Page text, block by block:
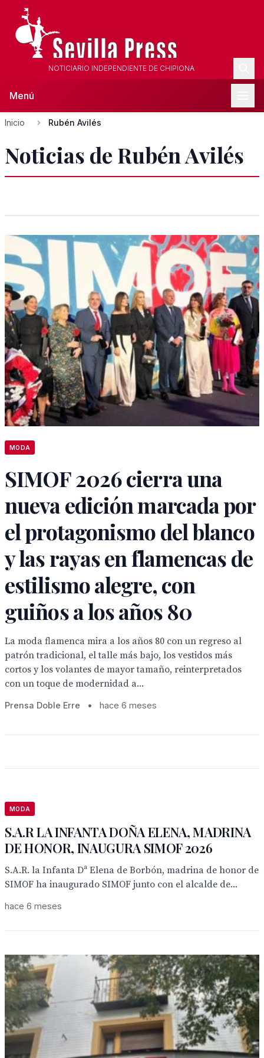
NOTICIARIO INDEPENDIENTE DE CHIPIONA
Menú
Inicio Rubén Avilés
Noticias de Rubén Avilés
MODA
SIMOF 2026 cierra una
nueva edición marcada por
el protagonismo del blanco
y las rayas en flamencas de
estilismo alegre, con
guiños a los años 80
La moda flamenca mira a los años 80 con un regreso al
patrón tradicional, el talle más bajo, los vestidos más
cortos y los volantes de mayor tamaño, reinterpretados
con un toque de modernidad a...
Prensa Doble Erre • hace 6 meses
MODA
S.A.R LA INFANTA DOÑA ELENA, MADRINA
DE HONOR, INAUGURA SIMOF 2026
S.A.R. la Infanta Dª Elena de Borbón, madrina de honor de
SIMOF ha inaugurado SIMOF junto con el alcalde de...
hace 6 meses